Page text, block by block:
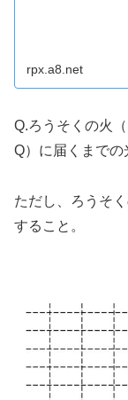
rpx.a8.net
Q.ろうそくの火
Q）に届くまでの
ただし、ろうそ
すること。